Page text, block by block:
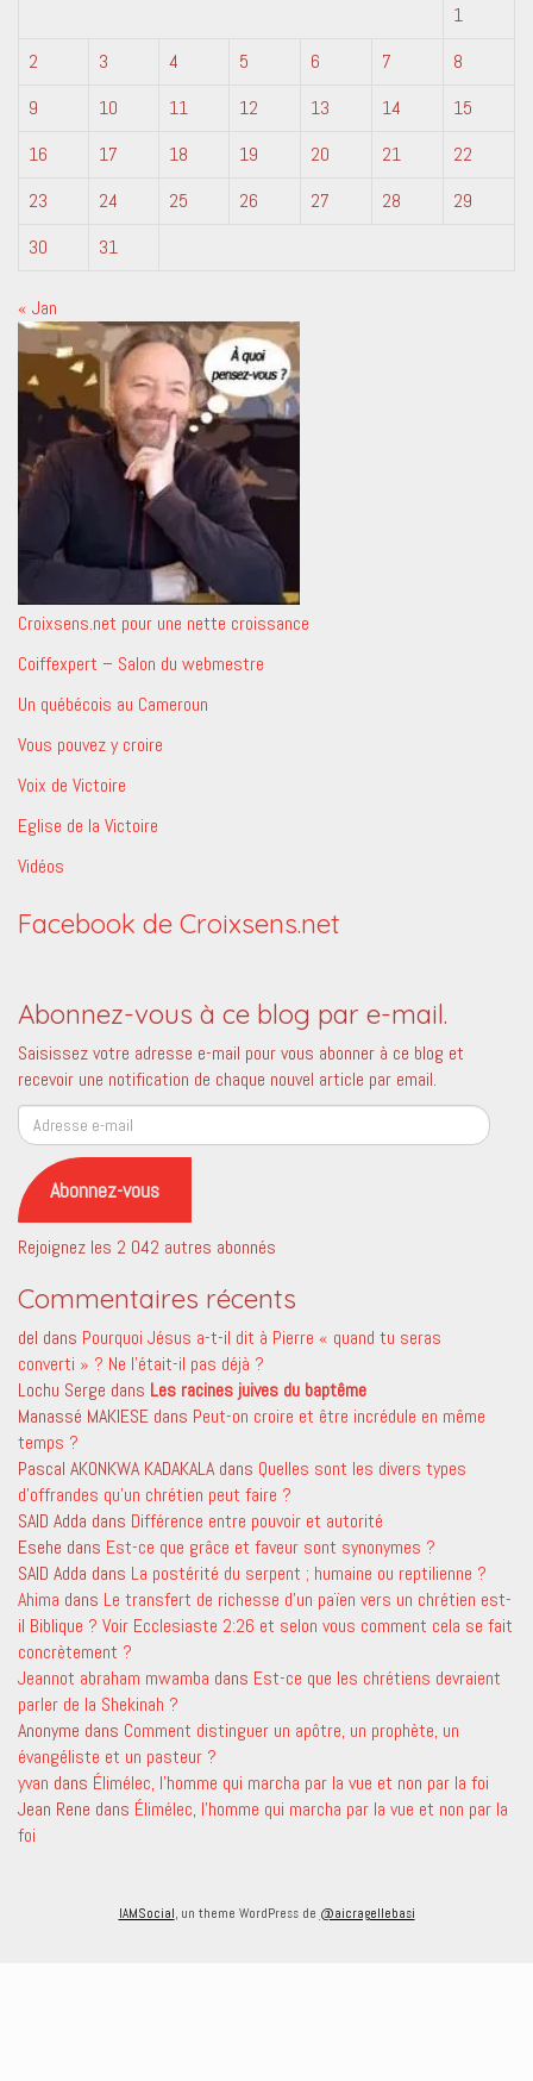
1
2
3 4 5 6 7
8
9
10 11 12 13 14
15
16
17 18 19 20 21
22
23
24 25 26 27 28
29
30
31
« Jan
Croixsens.net pour une nette croissance
Coiffexpert – Salon du webmestre
Un québécois au Cameroun
Vous pouvez y croire
Voix de Victoire
Eglise de la Victoire
Vidéos
Facebook de Croixsens.net
Abonnez-vous à ce blog par e-mail.
Saisissez votre adresse e-mail pour vous abonner à ce blog et
recevoir une notification de chaque nouvel article par email.
Adresse
e-
mail
Abonnez-vous
Rejoignez les 2 042 autres abonnés
Commentaires récents
del dans Pourquoi Jésus a-t-il dit à Pierre « quand tu seras
converti » ? Ne l’était-il pas déjà ?
Lochu Serge dans Les racines juives du baptême
Manassé MAKIESE dans Peut-on croire et être incrédule en même
temps ?
Pascal AKONKWA KADAKALA dans Quelles sont les divers types
d’offrandes qu’un chrétien peut faire ?
SAID Adda dans Différence entre pouvoir et autorité
Esehe dans Est-ce que grâce et faveur sont synonymes ?
SAID Adda dans La postérité du serpent ; humaine ou reptilienne ?
Ahima dans Le transfert de richesse d’un païen vers un chrétien est-
il Biblique ? Voir Ecclesiaste 2:26 et selon vous comment cela se fait
concrètement ?
Jeannot abraham mwamba dans Est-ce que les chrétiens devraient
parler de la Shekinah ?
Anonyme dans Comment distinguer un apôtre, un prophète, un
évangéliste et un pasteur ?
yvan dans Élimélec, l’homme qui marcha par la vue et non par la foi
Jean Rene dans Élimélec, l’homme qui marcha par la vue et non par la
foi
IAMSocial , un theme WordPress de @aicragellebasi